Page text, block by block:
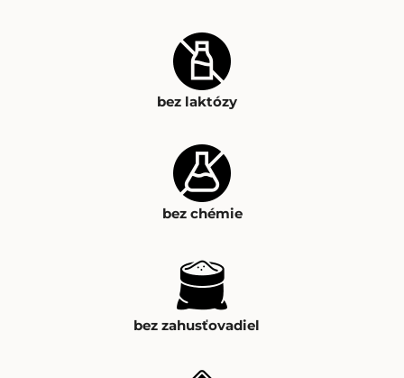
bez laktózy
bez chémie
bez zahusťovadiel